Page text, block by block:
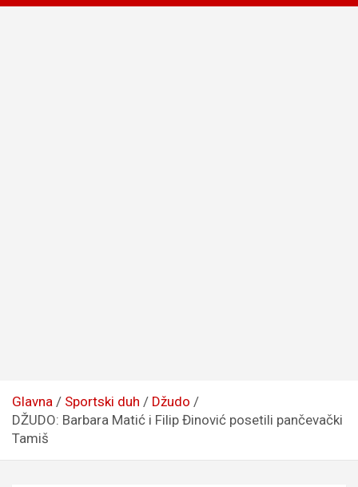
Glavna Sportski duh
Džudo
DŽUDO: Barbara Matić i Filip Đinović posetili pančevački
Tamiš